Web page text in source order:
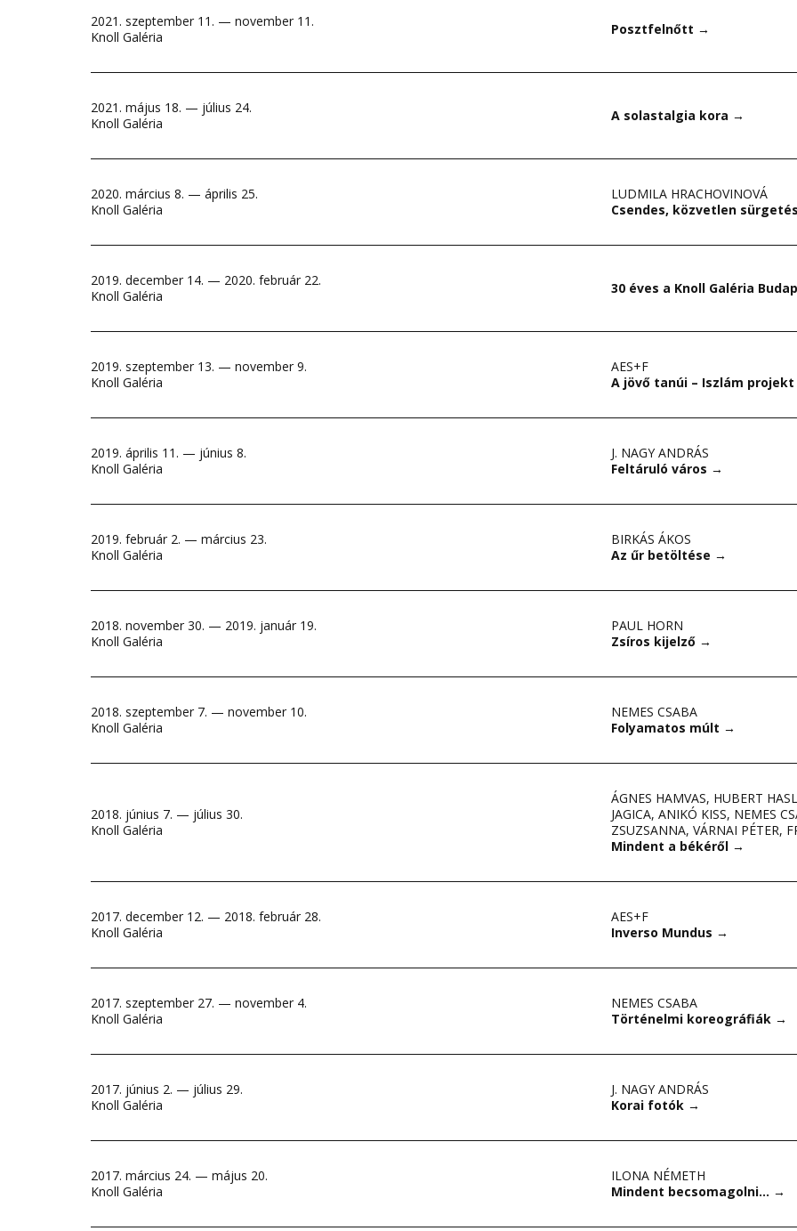
2021. szeptember 11. — november 11.
Knoll Galéria
Posztfelnőtt →
2021. május 18. — július 24.
Knoll Galéria
A solastalgia kora →
2020. március 8. — április 25.
Knoll Galéria
LUDMILA HRACHOVINOVÁ
Csendes, közvetlen sürgetés
2019. december 14. — 2020. február 22.
Knoll Galéria
30 éves a Knoll Galéria
2019. szeptember 13. — november 9.
Knoll Galéria
AES+F
A jövő tanúi – Iszlám projekt
2019. április 11. — június 8.
Knoll Galéria
J. NAGY ANDRÁS
Feltáruló város →
2019. február 2. — március 23.
Knoll Galéria
BIRKÁS ÁKOS
Az űr betöltése →
2018. november 30. — 2019. január 19.
Knoll Galéria
PAUL HORN
Zsíros kijelző →
2018. szeptember 7. — november 10.
Knoll Galéria
NEMES CSABA
Folyamatos múlt →
2018. június 7. — július 30.
Knoll Galéria
ÁGNES HAMVAS, HUBERT
JAGICA, ANIKÓ KISS, NEMES
ZSUZSANNA, VÁRNAI PÉTER,
Mindent a békéről →
2017. december 12. — 2018. február 28.
Knoll Galéria
AES+F
Inverso Mundus →
2017. szeptember 27. — november 4.
Knoll Galéria
NEMES CSABA
Történelmi koreográfiák →
2017. június 2. — július 29.
Knoll Galéria
J. NAGY ANDRÁS
Korai fotók →
2017. március 24. — május 20.
Knoll Galéria
ILONA NÉMETH
Mindent becsomagolni… →